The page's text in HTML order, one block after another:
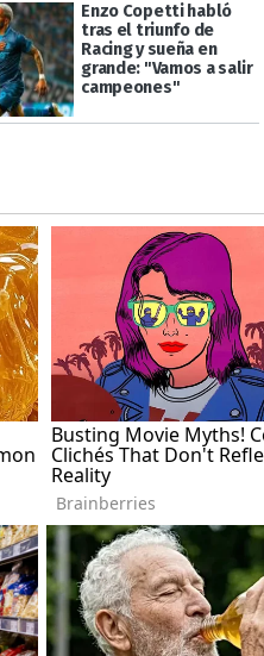
Enzo Copetti habló
tras el triunfo de
Racing y sueña en
grande: "Vamos a salir
campeones"